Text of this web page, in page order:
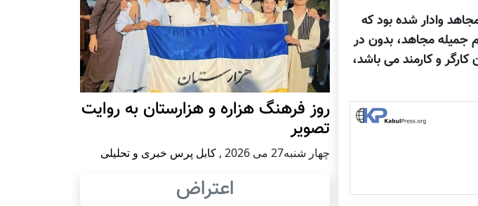
وادار شده بود که
جميله مجاهد، بدون در
و کارمند می باشد،
روز فرهنگ هزاره و هزارستان به روایت
تصویر
چهار شنبه27 می 2026 , کابل پرس خبری و تحلیلی
اعتراض